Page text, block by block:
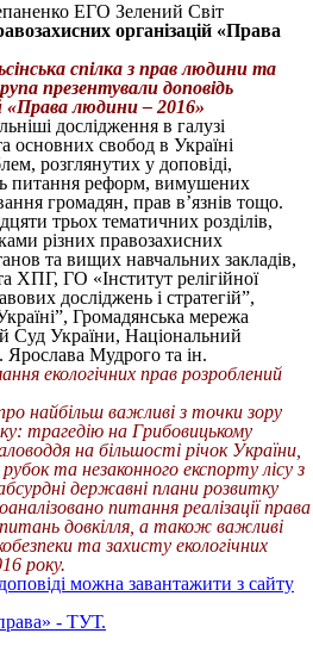
ЕГО Зелений Світ
організацій «Права
спілка з прав людини та
презентували доповідь
«Права людини – 2016»
дослідження в галузі
основних свобод в Україні
розглянутих у доповіді,
питання реформ, вимушених
громадян, прав в’язнів тощо.
трьох тематичних розділів,
різних правозахисних
та вищих навчальних закладів,
ХПГ, ГО «Інститут релігійної
досліджень і стратегій”,
Громадянська мережа
України, Національний
Мудрого та ін.
екологічних прав розроблений
найбільш важливі з точки зору
трагедію на Грибовицькому
на більшості річок України,
та незаконного експорту лісу з
державні плани розвитку
питання реалізації права
довкілля, а також важливі
та захисту екологічних
року.
можна завантажити з сайту
- ТУТ.